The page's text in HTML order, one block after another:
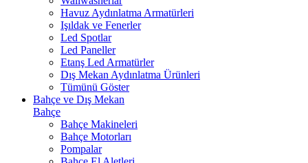
Havuz Aydınlatma Armatürleri
Işıldak ve Fenerler
Led Spotlar
Led Paneller
Etanş Led Armatürler
Dış Mekan Aydınlatma Ürünleri
Tümünü Göster
Bahçe ve Dış Mekan
Bahçe
Bahçe Makineleri
Bahçe Motorları
Pompalar